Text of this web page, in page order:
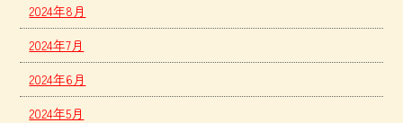
2024年8月
2024年7月
2024年6月
2024年5月